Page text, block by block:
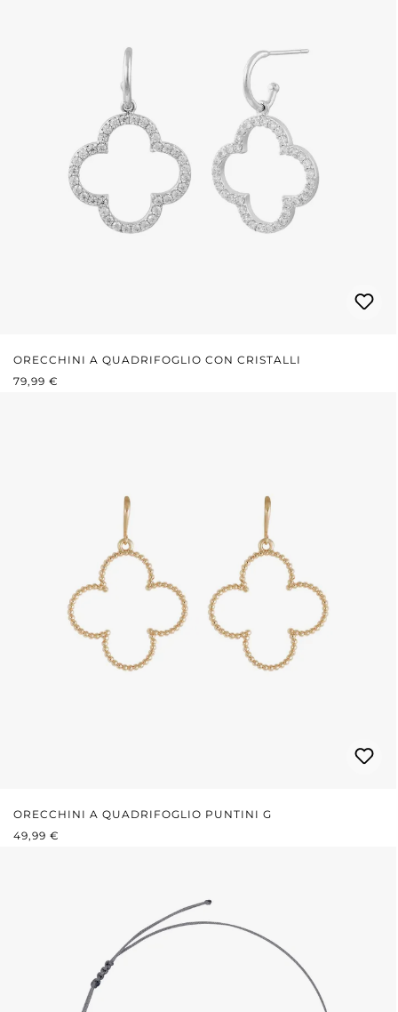
ORECCHINI A QUADRIFOGLIO CON CRISTALLI
PREZZO NORMALE:
79,99 €
ORECCHINI A QUADRIFOGLIO PUNTINI G
PREZZO NORMALE:
49,99 €